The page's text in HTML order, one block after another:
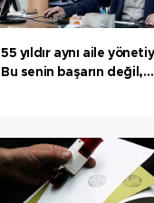
55 yıldır aynı aile
Bu senin başarın değil,